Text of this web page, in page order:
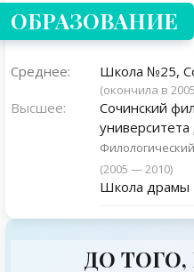
ОБРАЗОВАНИЕ
Среднее: Школа №25,
(окончила в
Высшее:
Сочинский
(2005 — 2010)
Школа драмы
ДО ТОГО,